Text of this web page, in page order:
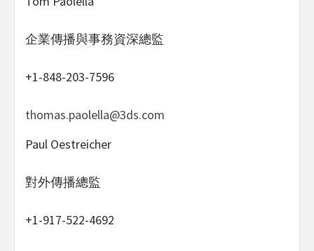
企業傳播與事務資深總監
+1-848-203-7596
thomas.paolella@3ds.com
Paul Oestreicher
對外傳播總監
+1-917-522-4692